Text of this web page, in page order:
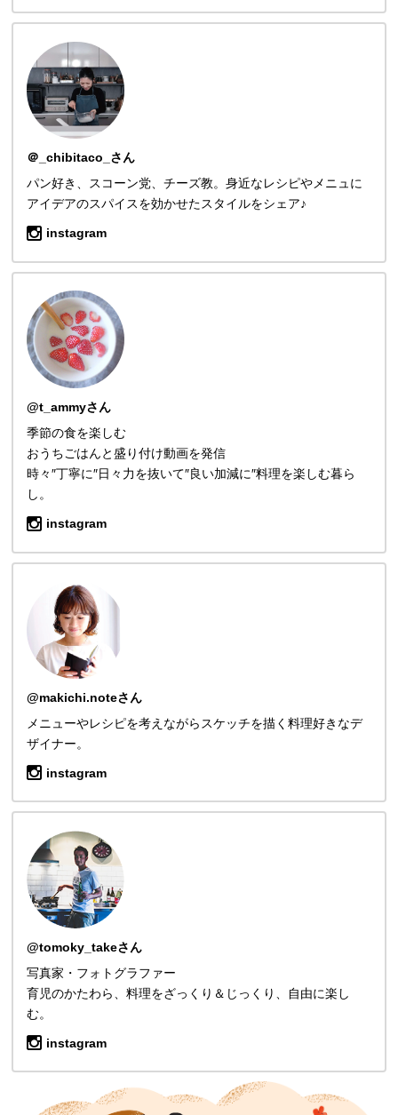
＠_chibitaco_さん
パン好き、スコーン党、チーズ教。身近なレシピやメニュに
アイデアのスパイスを効かせたスタイルをシェア♪
instagram
@t_ammyさん
季節の食を楽しむ
おうちごはんと盛り付け動画を発信
時々″丁寧に″日々力を抜いて″良い加減に″料理を楽しむ暮ら
し。
instagram
@makichi.noteさん
メニューやレシピを考えながらスケッチを描く料理好きなデ
ザイナー。
instagram
@tomoky_takeさん
写真家・フォトグラファー
育児のかたわら、料理をざっくり＆じっくり、自由に楽し
む。
instagram